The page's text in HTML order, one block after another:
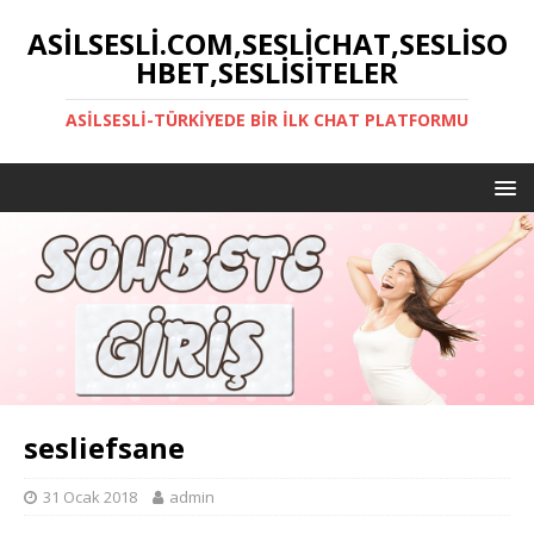
ASILSESLI.COM,SESLICHAT,SESLISO
HBET,SESLISITELER
ASILSESLI-TÜRKIYEDE BIR İLK CHAT PLATFORMU
sesliefsane
31 Ocak 2018 admin